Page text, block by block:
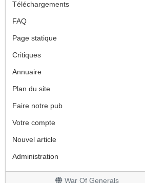
Téléchargements
FAQ
Page statique
Critiques
Annuaire
Plan du site
Faire notre pub
Votre compte
Nouvel article
Administration
War Of Generals